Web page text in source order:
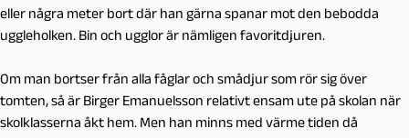
eller några meter bort där han gärna spanar mot den bebodda
uggleholken. Bin och ugglor är nämligen favoritdjuren.
Om man bortser från alla fåglar och smådjur som rör sig över
tomten, så är Birger Emanuelsson relativt ensam ute på skolan när
skolklasserna åkt hem. Men han minns med värme tiden då